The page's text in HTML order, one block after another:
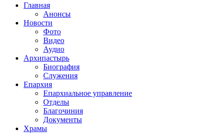
Главная
Анонсы
Новости
Фото
Видео
Аудио
Архипастырь
Биография
Служения
Епархия
Епархиальное управление
Отделы
Благочиния
Документы
Храмы